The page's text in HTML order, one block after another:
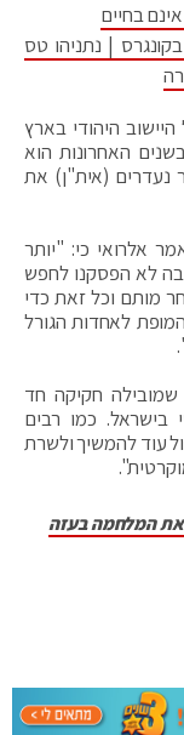
בחיים
| נתניהו טס
היהודי בארץ
האחרונות הוא
נעדרים (אית"ן) את
אלרואי כי: "יותר
לא הפסקנו לחפש
מותם וכל זאת כדי
לאחדות הגורל
חקיקה חד
בישראל. כמו רבים
עוד להמשיך ולשרת
את המלחמה בעזה